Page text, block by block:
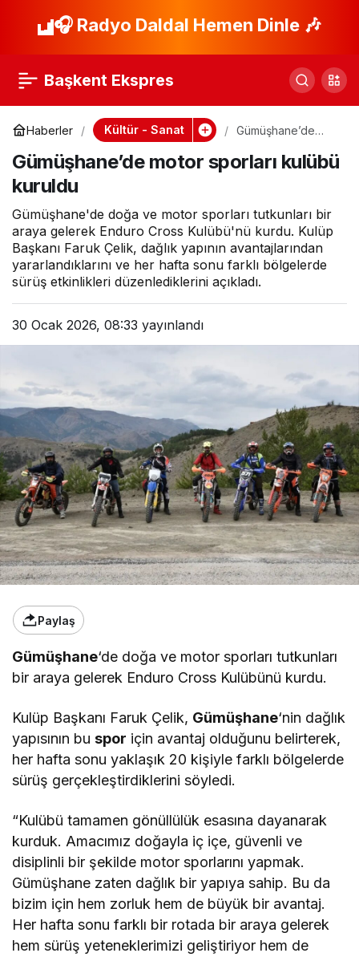
🎧 Radyo Daldal Hemen Dinle 🎶
Başkent Ekspres
Haberler Kültür - Sanat
Gümüşhane’de
kulübü kuruldu
Gümüşhane’de motor sporları kulübü
kuruldu
Gümüşhane'de doğa ve motor sporları tutkunları bir
araya gelerek Enduro Cross Kulübü'nü kurdu. Kulüp
Başkanı Faruk Çelik, dağlık yapının avantajlarından
yararlandıklarını ve her hafta sonu farklı bölgelerde
sürüş etkinlikleri düzenlediklerini açıkladı.
30 Ocak 2026, 08:33 yayınlandı
Paylaş
Gümüşhane‘de doğa ve motor sporları tutkunları
bir araya gelerek Enduro Cross Kulübünü kurdu.
Kulüp Başkanı Faruk Çelik, Gümüşhane‘nin dağlık
yapısının buspor için avantaj olduğunu belirterek,
her hafta sonu yaklaşık 20 kişiyle farklı bölgelerde
sürüş gerçekleştirdiklerini söyledi.
“Kulübü tamamen gönüllülük esasına dayanarak
kurduk. Amacımız doğayla iç içe, güvenli ve
disiplinli bir şekilde motor sporlarını yapmak.
Gümüşhane zaten dağlık bir yapıya sahip. Bu da
bizim için hem zorluk hem de büyük bir avantaj.
Her hafta sonu farklı bir rotada bir araya gelerek
hem sürüş yeteneklerimizi geliştiriyor hem de
“Adana Mavraları” Paylaş